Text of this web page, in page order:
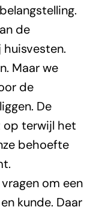
de
Maar we
de
De
terwijl het
behoefte
om een
kunde. Daar